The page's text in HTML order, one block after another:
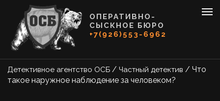
ОПЕРАТИВНО-
СЫСКНОЕ БЮРО
+7(926)553-6962
Детективное агентство ОСБ / Частный детектив / Что
такое наружное наблюдение за человеком?